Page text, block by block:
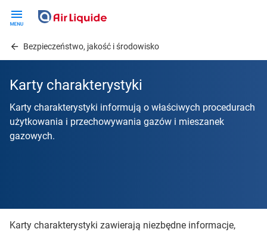
contentBezpieczeństwo, jakość i środowisko
Karty charakterystyki
Karty charakterystyki informują o właściwych procedurach
użytkowania i przechowywania gazów i mieszanek
gazowych.
Karty charakterystyki zawierają niezbędne informacje,